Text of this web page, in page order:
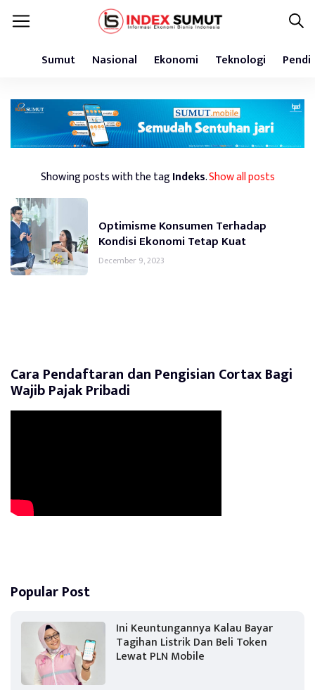
Sumut Nasional Ekonomi Teknologi
Showing posts with the tagIndeks.Show all posts
Optimisme Konsumen Terhadap
Kondisi Ekonomi Tetap Kuat
December 9, 2023
Cara Pendaftaran dan Pengisian Cortax Bagi
Wajib Pajak Pribadi
Popular Post
Ini Keuntungannya Kalau Bayar
Tagihan Listrik Dan Beli Token
Lewat PLN Mobile